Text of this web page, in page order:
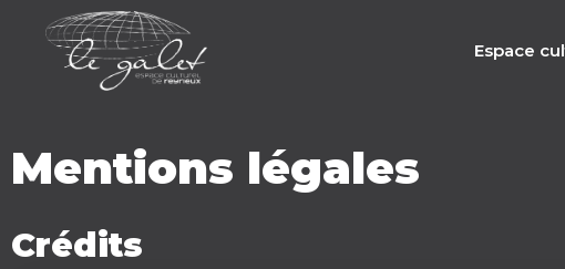
Espace
Mentions légales
Crédits